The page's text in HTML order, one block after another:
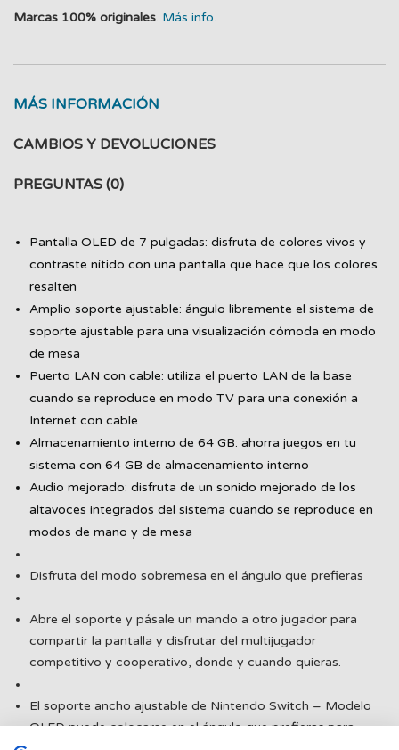
Marcas 100% originales. Más info.
MÁS INFORMACIÓN
CAMBIOS Y DEVOLUCIONES
PREGUNTAS (0)
Pantalla OLED de 7 pulgadas: disfruta de colores vivos y
contraste nítido con una pantalla que hace que los colores
resalten
Amplio soporte ajustable: ángulo libremente el sistema de
soporte ajustable para una visualización cómoda en modo
de mesa
Puerto LAN con cable: utiliza el puerto LAN de la base
cuando se reproduce en modo TV para una conexión a
Internet con cable
Almacenamiento interno de 64 GB: ahorra juegos en tu
sistema con 64 GB de almacenamiento interno
Audio mejorado: disfruta de un sonido mejorado de los
altavoces integrados del sistema cuando se reproduce en
modos de mano y de mesa
Disfruta del modo sobremesa en el ángulo que prefieras
Abre el soporte y pásale un mando a otro jugador para
compartir la pantalla y disfrutar del multijugador
competitivo y cooperativo, donde y cuando quieras.
El soporte ancho ajustable de Nintendo Switch – Modelo
OLED puede colocarse en el ángulo que prefieras para